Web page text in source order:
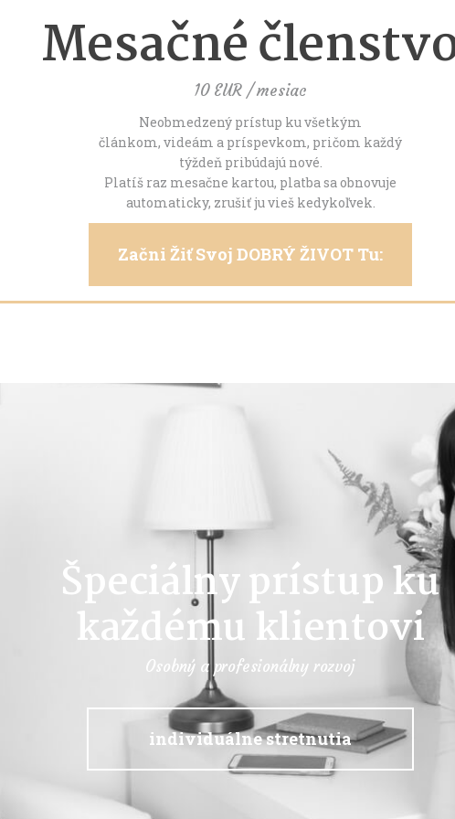
Mesačné
10 EUR / mesiac
Neobmedzený prístup ku všetkým
článkom, videám a príspevkom, pričom každý
týždeň pribúdajú nové.
Platíš raz mesačne kartou, platba sa obnovuje
automaticky, zrušiť ju vieš kedykoľvek.
Začni Žiť Svoj DOBRÝ ŽIVOT Tu:
Špeciálny prístup ku
každému klientovi
Osobný a profesionálny rozvoj
individuálne stretnutia